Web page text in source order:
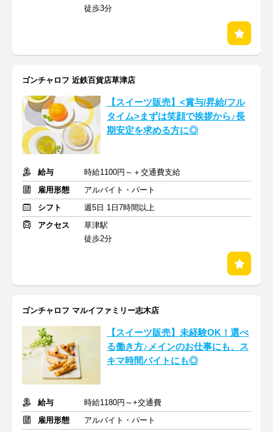
徒歩3分
ゴンチャロフ 近鉄百貨店草津店
【スイーツ販売】<賞与/昇給/フル
タイム>まずは笑顔で挨拶から♪長
期安定を求める方に◎
給与
時給1100円～＋交通費支給
雇用形態
アルバイト・パート
シフト
週5日 1日7時間以上
アクセス
草津駅
徒歩2分
ゴンチャロフ マルイファミリー志木店
【スイーツ販売】未経験OK！選べ
る働き方♪メインのお仕事にも、ス
キマ時間バイトにも◎
給与
時給1180円～+交通費
雇用形態
アルバイト・パート